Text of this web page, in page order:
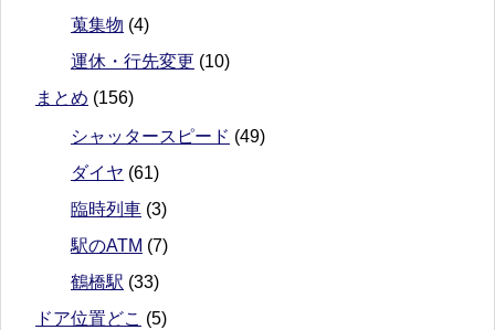
蒐集物 (4)
運休・行先変更 (10)
まとめ (156)
シャッタースピード (49)
ダイヤ (61)
臨時列車 (3)
駅のATM (7)
鶴橋駅 (33)
ドア位置どこ (5)